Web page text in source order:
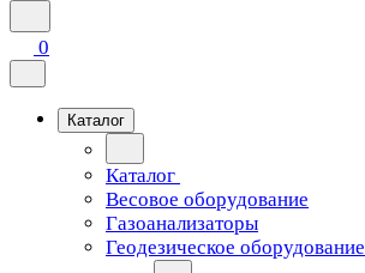
0
Каталог
Каталог
Весовое оборудование
Газоанализаторы
Геодезическое оборудование